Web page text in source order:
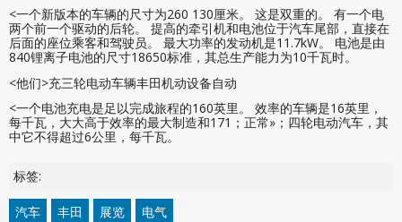
<一个新版本的车辆的尺寸为260 130厘米。 这是双重的。 有一个电
两个前一个驱动的后轮。 提高的牵引机和电池位于汽车尾部，直接在
后面的座位乘客和驾驶员。 最大功率的发动机是11.7kW。 电池是由
840锂离子电池的尺寸18650标准，其总生产能力为10千瓦时。
<他们>充三轮电动车辆丰田机动设备自动
<一个电池充电是足以完成旅程的160英里。 效率的车辆是16英里，
每千瓦，大大高于效率的最大制造和171；正常»；四轮电动汽车，其
中它不得超过6公里，每千瓦。
标签:
汽车 丰田 展览 电气